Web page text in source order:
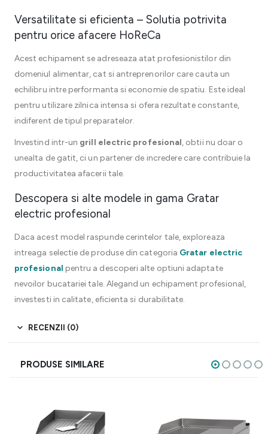
Versatilitate si eficienta – Solutia potrivita
pentru orice afacere HoReCa
Acest echipament se adreseaza atat profesionistilor din
domeniul alimentar, cat si antreprenorilor care cauta un
echilibru intre performanta si economie de spatiu. Este ideal
pentru utilizare zilnica intensa si ofera rezultate constante,
indiferent de tipul preparatelor.
Investind intr-un grill electric profesional, obtii nu doar o
unealta de gatit, ci un partener de incredere care contribuie la
productivitatea afacerii tale.
Descopera si alte modele in gama Gratar
electric profesional
Daca acest model raspunde cerintelor tale, exploreaza
intreaga selectie de produse din categoria Gratar electric
profesional pentru a descoperi alte optiuni adaptate
nevoilor bucatariei tale. Alegand un echipament profesional,
investesti in calitate, eficienta si durabilitate.
RECENZII (0)
PRODUSE SIMILARE